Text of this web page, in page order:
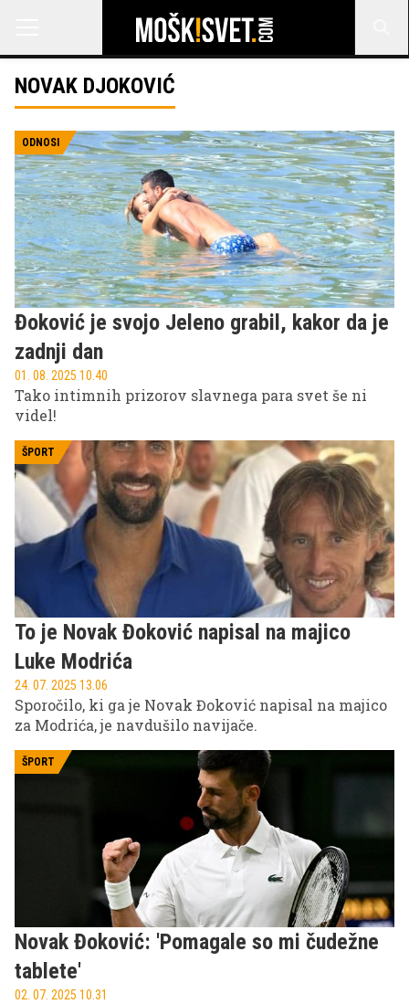
NOVAK DJOKOVIĆ
ODNOSI
Đoković je svojo Jeleno grabil, kakor da je
zadnji dan
01. 08. 2025 10.40
Tako intimnih prizorov slavnega para svet še ni
videl!
ŠPORT
To je Novak Đoković napisal na majico
Luke Modrića
24. 07. 2025 13.06
Sporočilo, ki ga je Novak Đoković napisal na majico
za Modrića, je navdušilo navijače.
ŠPORT
Novak Đoković: 'Pomagale so mi čudežne
tablete'
02. 07. 2025 10.31